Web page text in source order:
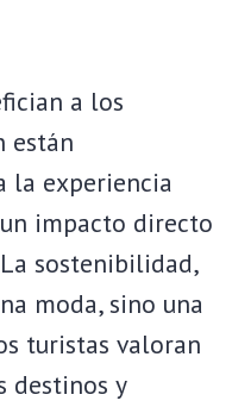
a los
están
la experiencia
impacto directo
sostenibilidad,
moda, sino una
turistas valoran
destinos y